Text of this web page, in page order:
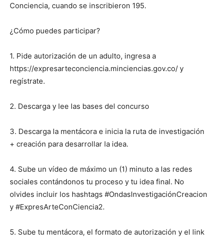
Conciencia, cuando se inscribieron 195.
¿Cómo puedes participar?
1. Pide autorización de un adulto, ingresa a
https://expresarteconciencia.minciencias.gov.co/ y
regístrate.
2. Descarga y lee las bases del concurso
3. Descarga la mentácora e inicia la ruta de investigación
+ creación para desarrollar la idea.
4. Sube un vídeo de máximo un (1) minuto a las redes
sociales contándonos tu proceso y tu idea final. No
olvides incluir los hashtags #OndasInvestigaciónCreacion
y #ExpresArteConCiencia2.
5. Sube tu mentácora, el formato de autorización y el link